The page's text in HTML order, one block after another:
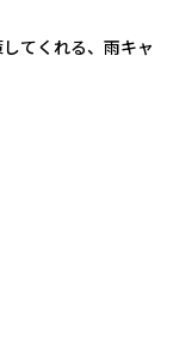
てくれる、雨キャ